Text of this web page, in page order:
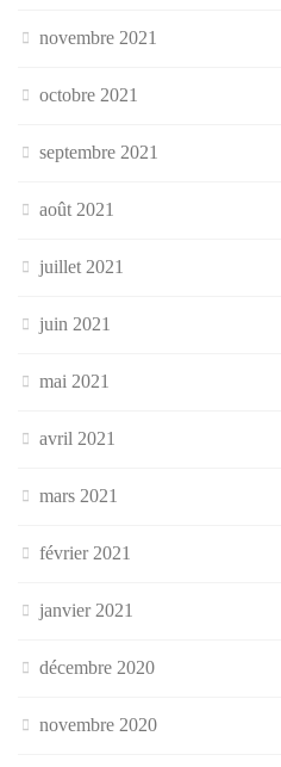
novembre 2021
octobre 2021
septembre 2021
août 2021
juillet 2021
juin 2021
mai 2021
avril 2021
mars 2021
février 2021
janvier 2021
décembre 2020
novembre 2020